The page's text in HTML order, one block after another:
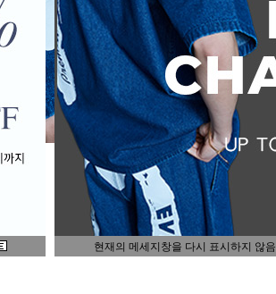
현재의 메세지창을 다시 표시하지 않음